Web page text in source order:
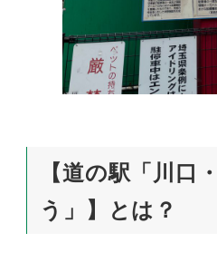
【道の駅「川口
う」】とは？